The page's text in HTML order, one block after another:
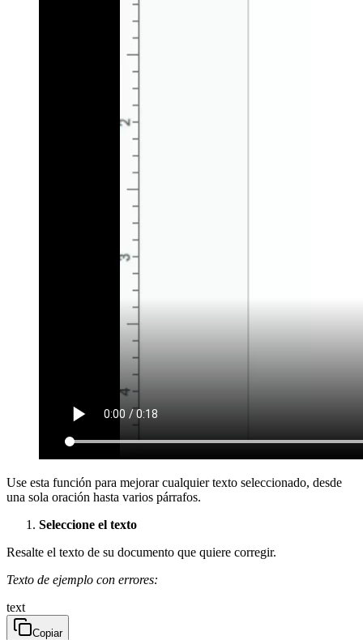
Use esta función para mejorar cualquier texto seleccionado, desde
una sola oración hasta varios párrafos.
Seleccione el texto
Resalte el texto de su documento que quiere corregir.
Texto de ejemplo con errores:
text
Copiar